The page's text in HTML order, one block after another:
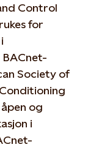
Control
for
BACnet-
Society of
og
i